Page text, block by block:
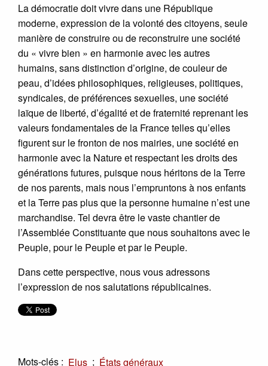
La démocratie doit vivre dans une République
moderne, expression de la volonté des citoyens, seule
manière de construire ou de reconstruire une société
du « vivre bien » en harmonie avec les autres
humains, sans distinction d’origine, de couleur de
peau, d’idées philosophiques, religieuses, politiques,
syndicales, de préférences sexuelles, une société
laïque de liberté, d’égalité et de fraternité reprenant les
valeurs fondamentales de la France telles qu’elles
figurent sur le fronton de nos mairies, une société en
harmonie avec la Nature et respectant les droits des
générations futures, puisque nous héritons de la Terre
de nos parents, mais nous l’empruntons à nos enfants
et la Terre pas plus que la personne humaine n’est une
marchandise. Tel devra être le vaste chantier de
l’Assemblée Constituante que nous souhaitons avec le
Peuple, pour le Peuple et par le Peuple.
Dans cette perspective, nous vous adressons
l’expression de nos salutations républicaines.
Mots-clés : Elus ; États généraux